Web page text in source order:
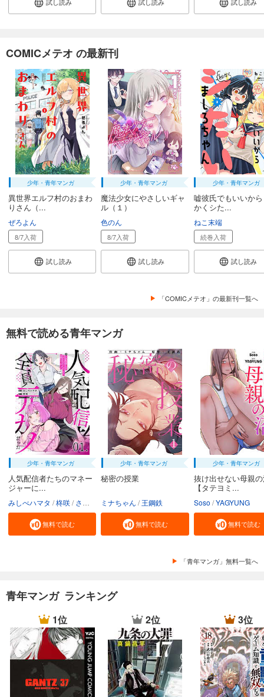
怪人開発部の黒井津さん（単話版）第35話
あらすじを表示する
怪人開発部の黒井津さん（単話版）第36話
165円 (税込)
完結
カート
試し読み
あらすじを表示する
怪人開発部の黒井津さん（単話版）第37話
カート
試し読み
あらすじを表示する
怪人開発部の黒井津さん（単話版）第38話
165円 (税込)
165円 (税込)
完結
カート
試し読み
あらすじを表示する
怪人開発部の黒井津さん（単話版）第40話
165円 (税込)
完結
カート
試し読み
怪人開発部の黒井津さん（単話版）第41話
165
カート
試し読み
怪人開発部の黒井津さん（単話版）第42話
165
完結
カート
試し読み
あらすじを表示する
怪人開発部の黒井津さん（単話版）第43話
試し読み 試し読み 試し読み
COMICメテオ の最新刊
少年・青年マンガ
異世界エルフ村のおまわ
りさん（...
ぜろよん
8/7入荷
試し読み
少年・青年マンガ
魔法少女にやさしいギャ
ル（１）
色のん
8/7入荷
試し読み
少年・青年マンガ
嘘彼氏でもいいか
かくシた...
ねこ末端
続巻入荷
試し読み
「COMICメテオ」の最新刊一覧へ
無料で読める青年マンガ
少年・青年マンガ
人気配信者たちのマネー
ジャーに...
みしべハマタ 柊咲 さかむけ
無料で読む
少年・青年マンガ
秘密の授業
ミナちゃん 王鋼鉄
無料で読む
少年・青年マンガ
抜け出せない母親
【タテヨミ...
Soso YAGYUNG
無料で読む
「青年マンガ」無料一覧へ
青年マンガ ランキング
1位 2位 3位